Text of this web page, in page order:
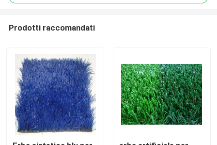
Prodotti raccomandati